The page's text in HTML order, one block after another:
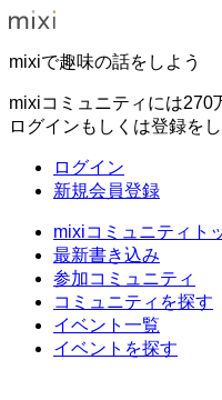
mixiで趣味の話をしよう
mixiコミュニティには270
ログインもしくは登録を
ログイン
新規会員登録
mixiコミュニティト
最新書き込み
参加コミュニティ
コミュニティを探す
イベント一覧
イベントを探す